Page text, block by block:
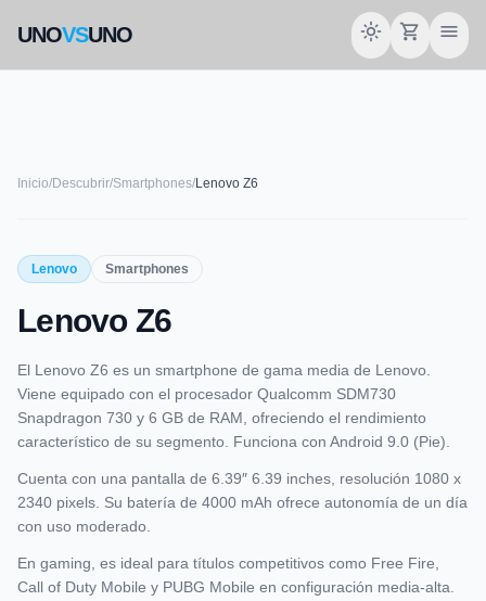
UNOVSUNO light_mode shopping_cart menu
Inicio/Descubrir/Smartphones/Lenovo Z6
smartphone
LENOVO
Lenovo Smartphones
Lenovo Z6
El Lenovo Z6 es un smartphone de gama media de Lenovo.
Viene equipado con el procesador Qualcomm SDM730
Snapdragon 730 y 6 GB de RAM, ofreciendo el rendimiento
característico de su segmento. Funciona con Android 9.0 (Pie).
Cuenta con una pantalla de 6.39″ 6.39 inches, resolución 1080 x
2340 pixels. Su batería de 4000 mAh ofrece autonomía de un día
con uso moderado.
En gaming, es ideal para títulos competitivos como Free Fire,
Call of Duty Mobile y PUBG Mobile en configuración media-alta.